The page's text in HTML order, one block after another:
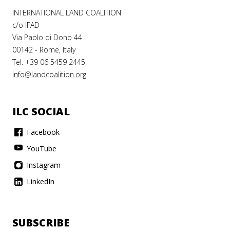
INTERNATIONAL LAND COALITION
c/o IFAD
Via Paolo di Dono 44
00142 - Rome, Italy
Tel. +39 06 5459 2445
info@landcoalition.org
ILC SOCIAL
Facebook
YouTube
Instagram
LinkedIn
SUBSCRIBE